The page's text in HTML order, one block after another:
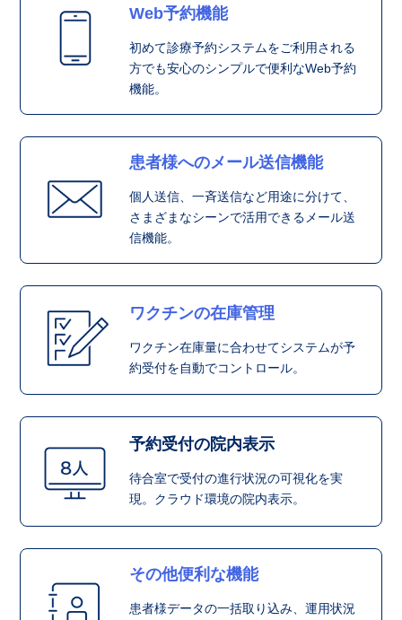
Web予約機能
初めて診療予約システムをご利用される
方でも安心のシンプルで便利なWeb予約
機能。
患者様へのメール送信機能
個人送信、一斉送信など用途に分けて、
さまざまなシーンで活用できるメール送
信機能。
ワクチンの在庫管理
ワクチン在庫量に合わせてシステムが予
約受付を自動でコントロール。
予約受付の院内表示
待合室で受付の進行状況の可視化を実
現。クラウド環境の院内表示。
その他便利な機能
患者様データの一括取り込み、運用状況